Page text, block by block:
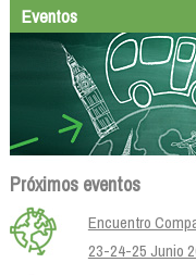
Eventos
Próximos eventos
Encuentro
23-24-25 Junio